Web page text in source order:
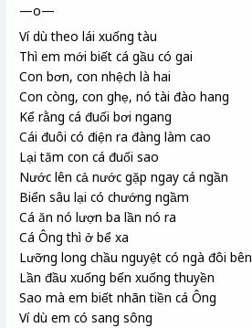
—o—
Ví dù theo lái xuống tàu
Thì em mới biết cá gầu có gai
Con bơn, con nhệch là hai
Con còng, con ghẹ, nó tài đào hang
Kể rằng cá đuối bơi ngang
Cái đuôi có điện ra đàng làm cao
Lại tăm con cá đuối sao
Nước lên cả nước gặp ngay cá ngần
Biển sâu lại có chướng ngầm
Cá ăn nó lượn ba lần nó ra
Cá Ông thì ở bể xa
Lưỡng long chầu nguyệt có ngà đôi bên
Lần đầu xuống bến xuống thuyền
Sao mà em biết nhãn tiền cá Ông
Ví dù em có sang sông